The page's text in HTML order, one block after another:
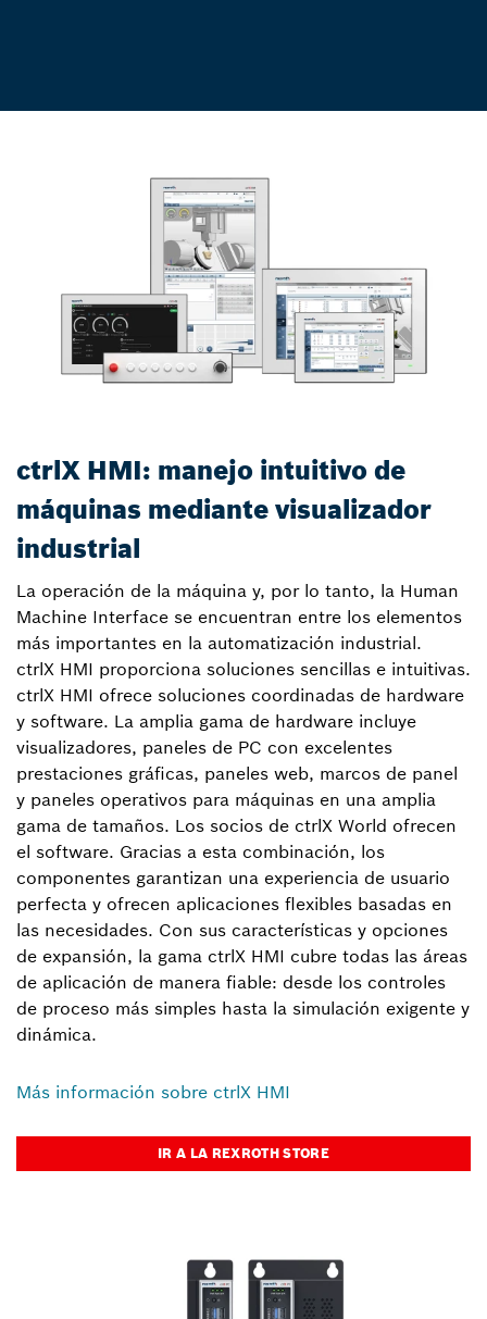
ctrlX HMI: manejo intuitivo de
máquinas mediante visualizador
industrial
La operación de la máquina y, por lo tanto, la Human
Machine Interface se encuentran entre los elementos
más importantes en la automatización industrial.
ctrlX HMI proporciona soluciones sencillas e intuitivas.
ctrlX HMI ofrece soluciones coordinadas de hardware
y software. La amplia gama de hardware incluye
visualizadores, paneles de PC con excelentes
prestaciones gráficas, paneles web, marcos de panel
y paneles operativos para máquinas en una amplia
gama de tamaños. Los socios de ctrlX World ofrecen
el software. Gracias a esta combinación, los
componentes garantizan una experiencia de usuario
perfecta y ofrecen aplicaciones flexibles basadas en
las necesidades. Con sus características y opciones
de expansión, la gama ctrlX HMI cubre todas las áreas
de aplicación de manera fiable: desde los controles
de proceso más simples hasta la simulación exigente y
dinámica.
Más información sobre ctrlX HMI
IR A LA REXROTH STORE